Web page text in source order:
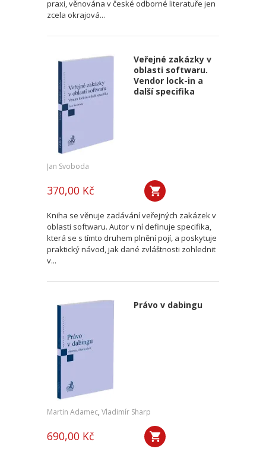
praxi, věnována v české odborné literatuře jen
zcela okrajová...
Veřejné zakázky v
oblasti softwaru.
Vendor lock-in a
další specifika
Jan Svoboda
370,00 Kč
Kniha se věnuje zadávání veřejných zakázek v
oblasti softwaru. Autor v ní definuje specifika,
která se s tímto druhem plnění pojí, a poskytuje
praktický návod, jak dané zvláštnosti zohlednit
v...
Právo v dabingu
Martin Adamec, Vladimír Sharp
690,00 Kč